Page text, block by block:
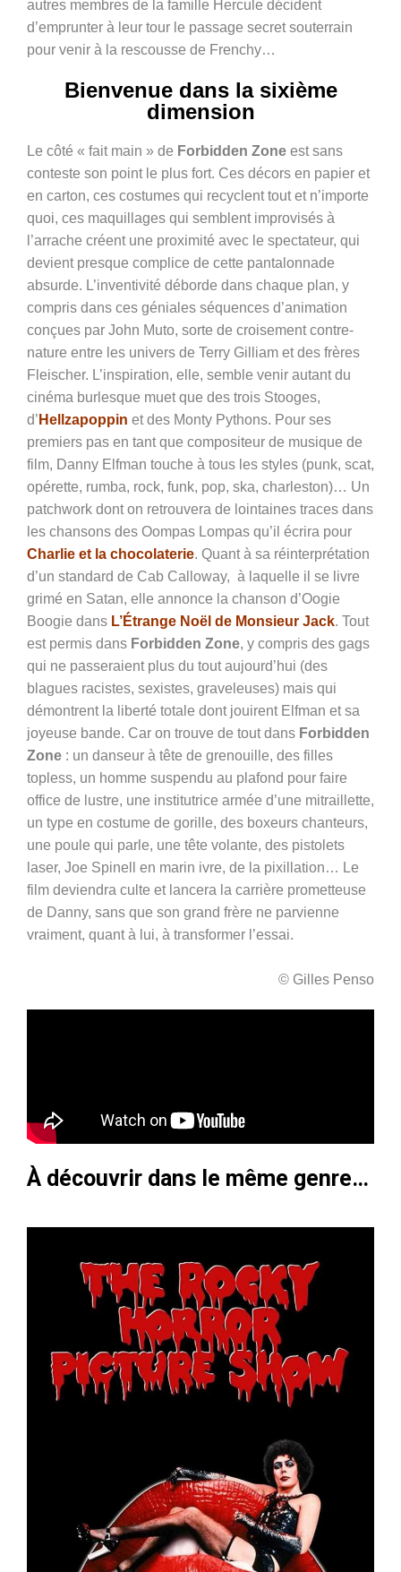
autres membres de la famille Hercule décident
d’emprunter à leur tour le passage secret souterrain
pour venir à la rescousse de Frenchy…
Bienvenue dans la sixième
dimension
Le côté « fait main » de Forbidden Zone est sans
conteste son point le plus fort. Ces décors en papier et
en carton, ces costumes qui recyclent tout et n’importe
quoi, ces maquillages qui semblent improvisés à
l’arrache créent une proximité avec le spectateur, qui
devient presque complice de cette pantalonnade
absurde. L’inventivité déborde dans chaque plan, y
compris dans ces géniales séquences d’animation
conçues par John Muto, sorte de croisement contre-
nature entre les univers de Terry Gilliam et des frères
Fleischer. L’inspiration, elle, semble venir autant du
cinéma burlesque muet que des trois Stooges,
d’ Hellzapoppin et des Monty Pythons. Pour ses
premiers pas en tant que compositeur de musique de
film, Danny Elfman touche à tous les styles (punk, scat,
opérette, rumba, rock, funk, pop, ska, charleston)… Un
patchwork dont on retrouvera de lointaines traces dans
les chansons des Oompas Lompas qu’il écrira pour
Charlie et la chocolaterie. Quant à sa réinterprétation
d’un standard de Cab Calloway, à laquelle il se livre
grimé en Satan, elle annonce la chanson d’Oogie
Boogie dans L’Étrange Noël de Monsieur Jack. Tout
est permis dans Forbidden Zone, y compris des gags
qui ne passeraient plus du tout aujourd’hui (des
blagues racistes, sexistes, graveleuses) mais qui
démontrent la liberté totale dont jouirent Elfman et sa
joyeuse bande. Car on trouve de tout dans Forbidden
Zone : un danseur à tête de grenouille, des filles
topless, un homme suspendu au plafond pour faire
office de lustre, une institutrice armée d’une mitraillette,
un type en costume de gorille, des boxeurs chanteurs,
une poule qui parle, une tête volante, des pistolets
laser, Joe Spinell en marin ivre, de la pixillation… Le
film deviendra culte et lancera la carrière prometteuse
de Danny, sans que son grand frère ne parvienne
vraiment, quant à lui, à transformer l’essai.
© Gilles Penso
À découvrir dans le même genre…